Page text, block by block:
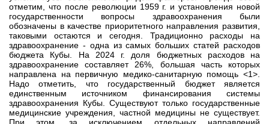
отметим, что после революции 1959 г. и установления новой
государственности вопросы здравоохранения были
обозначены в качестве приоритетного направления развития,
таковыми остаются и сегодня. Традиционно расходы на
здравоохранение - одна из самых больших статей расходов
бюджета Кубы. На 2024 г. доля бюджетных расходов на
здравоохранение составляет 26%, большая часть которых
направлена на первичную медико-санитарную помощь <1>.
Надо отметить, что государственный бюджет является
единственным источником финансирования системы
здравоохранения Кубы. Существуют только государственные
медицинские учреждения, частной медицины не существует.